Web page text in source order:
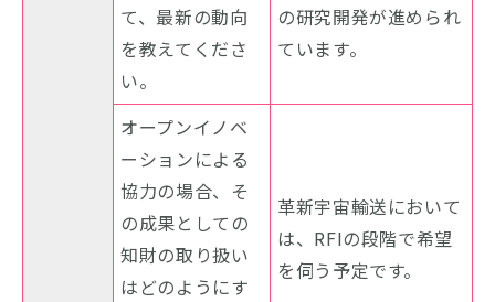
て、最新の動向
を教えてくださ
い。
の研究開発が進められ
ています。
オープンイノベ
ーションによる
協力の場合、そ
の成果としての
知財の取り扱い
はどのようにす
革新宇宙輸送において
は、RFIの段階で希望
を伺う予定です。